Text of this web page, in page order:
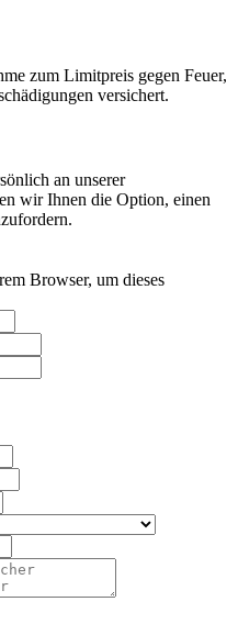
zum Limitpreis gegen Feuer,
versichert.
an unserer
wir Ihnen die Option, einen
Browser, um dieses